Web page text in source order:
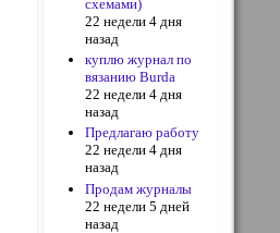
схемами)
22 недели 4 дня
назад
куплю журнал по
вязанию Burda
22 недели 4 дня
назад
Предлагаю работу
22 недели 4 дня
назад
Продам журналы
22 недели 5 дней
назад